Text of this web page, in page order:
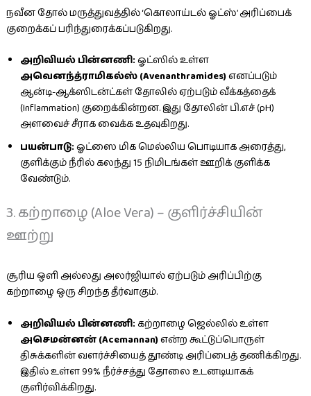
நவீன தோல் மருத்துவத்தில் ‘கொலாய்டல் ஓட்ஸ்’ அரிப்பைக்
குறைக்கப் பரிந்துரைக்கப்படுகிறது.
அறிவியல் பின்னணி:ஓட்ஸில் உள்ள
அவெனந்த்ராமிகல்ஸ் (Avenanthramides)எனப்படும்
ஆன்டி-ஆக்ஸிடன்ட்கள் தோலில் ஏற்படும் வீக்கத்தைக்
(Inflammation) குறைக்கின்றன. இது தோலின் பி.எச் (pH)
அளவைச் சீராக வைக்க உதவுகிறது.
பயன்பாடு:ஓட்ஸை மிக மெல்லிய பொடியாக அரைத்து,
குளிக்கும் நீரில் கலந்து 15 நிமிடங்கள் ஊறிக் குளிக்க
வேண்டும்.
3. கற்றாழை (Aloe Vera) – குளிர்ச்சியின்
ஊற்று
சூரிய ஒளி அல்லது அலர்ஜியால் ஏற்படும் அரிப்பிற்கு
கற்றாழை ஒரு சிறந்த தீர்வாகும்.
அறிவியல் பின்னணி:கற்றாழை ஜெல்லில் உள்ள
அசெமன்னன் (Acemannan)என்ற கூட்டுப்பொருள்
திசுக்களின் வளர்ச்சியைத் தூண்டி அரிப்பைத் தணிக்கிறது.
இதில் உள்ள 99% நீர்ச்சத்து தோலை உடனடியாகக்
குளிர்விக்கிறது.